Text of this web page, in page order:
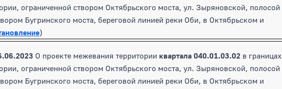
ограниченной створом Октябрьского моста, ул. Зыряновской, полосой
Бугринского моста, береговой линией реки Оби, в Октябрьском и
)
О проекте межевания территории квартала 040.01.03.02 в границах
ограниченной створом Октябрьского моста, ул. Зыряновской, полосой
Бугринского моста, береговой линией реки Оби, в Октябрьском и